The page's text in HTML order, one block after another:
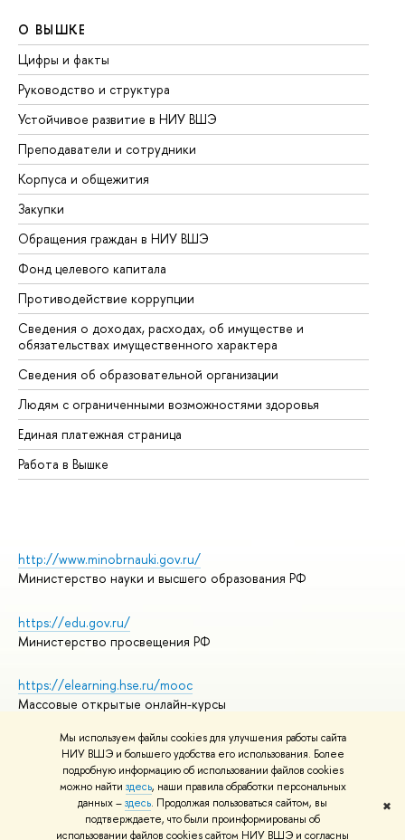
Мы используем файлы cookies для улучшения работы сайта
НИУ ВШЭ и большего удобства его использования. Более
подробную информацию об использовании файлов cookies
можно найти здесь, наши правила обработки персональных
данных –здесь. Продолжая пользоваться сайтом, вы
подтверждаете, что были проинформированы об
использовании файлов cookies сайтом НИУ ВШЭ и согласны
✖
О ВЫШКЕ
Цифры и факты
Руководство и структура
Устойчивое развитие в НИУ ВШЭ
Преподаватели и сотрудники
Корпуса и общежития
Закупки
Обращения граждан в НИУ ВШЭ
Фонд целевого капитала
Противодействие коррупции
Сведения о доходах, расходах, об имуществе и
обязательствах имущественного характера
Сведения об образовательной организации
Людям с ограниченными возможностями здоровья
Единая платежная страница
Работа в Вышке
http://www.minobrnauki.gov.ru/
Министерство науки и высшего образования РФ
https://edu.gov.ru/
Министерство просвещения РФ
https://elearning.hse.ru/mooc
Массовые открытые онлайн-курсы
© НИУ ВШЭ 1993–2026
Адреса и контакты
Условия использования материалов
Политика конфиденциальности